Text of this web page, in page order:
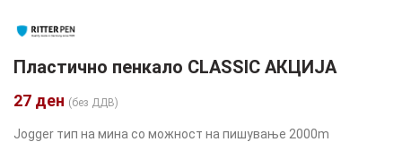
Пластично пенкало CLASSIC АКЦИЈА
27 ден (без ДДВ)
Jogger тип на мина со можност на пишување 2000m